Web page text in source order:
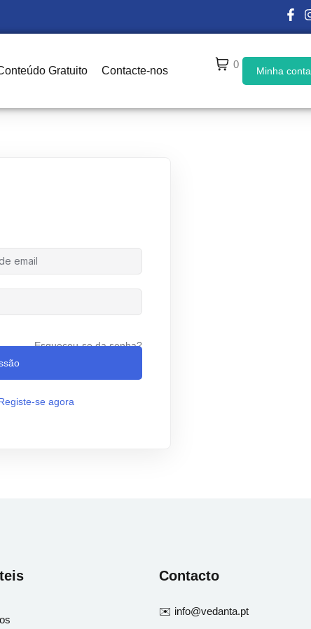
Gratuito Contacte-nos
0
Minha conta
Esqueceu-se da senha?
se agora
Contacto
✉️ info@vedanta.pt
Lost your password?